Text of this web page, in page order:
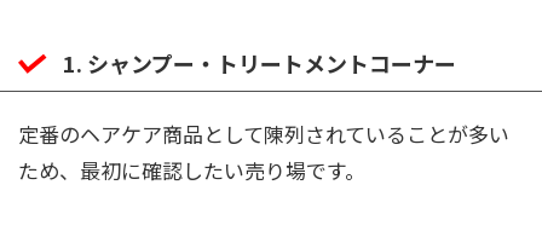
1. シャンプー・トリートメントコーナー
定番のヘアケア商品として陳列されていることが多い
ため、最初に確認したい売り場です。